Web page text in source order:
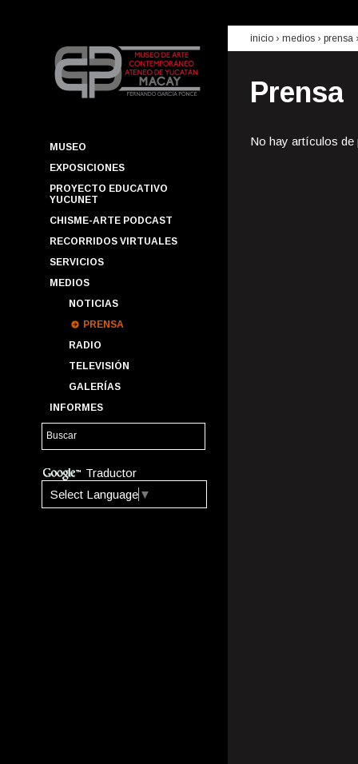
MUSEO
EXPOSICIONES
PROYECTO EDUCATIVO
YUCUNET
CHISME-ARTE PODCAST
RECORRIDOS VIRTUALES
SERVICIOS
MEDIOS
NOTICIAS
PRENSA
RADIO
TELEVISIÓN
GALERÍAS
INFORMES
Traductor
Select Language ▼
inicio › medios › prensa
Prensa
No hay artículos de